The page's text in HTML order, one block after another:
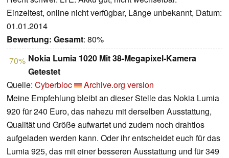
Einzeltest, online nicht verfügbar, Länge unbekannt, Datum:
01.01.2014
Bewertung: Gesamt: 80%
70% Nokia Lumia 1020 Mit 38-Megapixel-Kamera
Getestet
Quelle: Cyberbloc
Archive.org version
Meine Empfehlung bleibt an dieser Stelle das Nokia Lumia
920 für 240 Euro, das nahezu mit derselben Ausstattung,
Qualität und Größe aufwartet und zudem noch drahtlos
aufgeladen werden kann. Oder ihr entscheidet euch für das
Lumia 925, das mit einer besseren Ausstattung und für 349